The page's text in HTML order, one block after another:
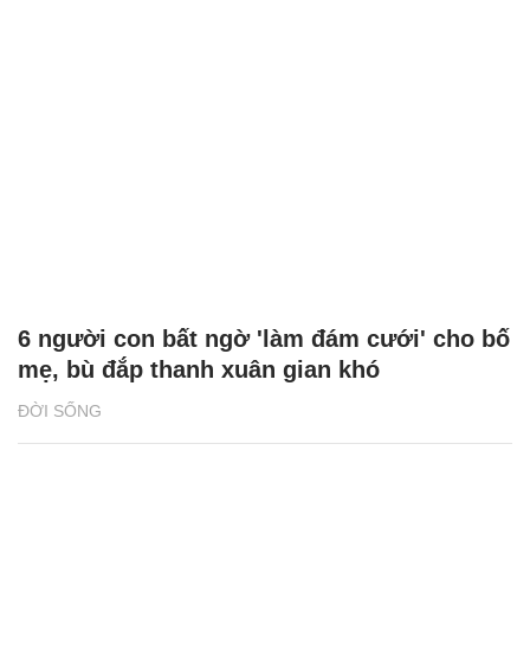
ĐỜI SỐNG
6 người con bất ngờ 'làm đám cưới' cho bố
mẹ, bù đắp thanh xuân gian khó